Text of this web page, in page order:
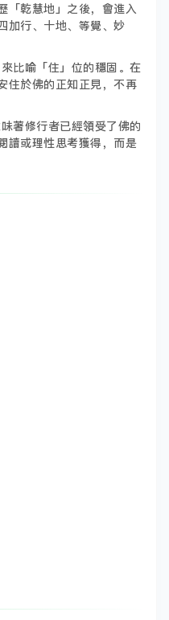
「乾慧地」之後，會進入
加行、十地、等覺、妙
比喻「住」位的穩固。在
住於佛的正知正見，不再
著修行者已經領受了佛的
讀或理性思考獲得，而是